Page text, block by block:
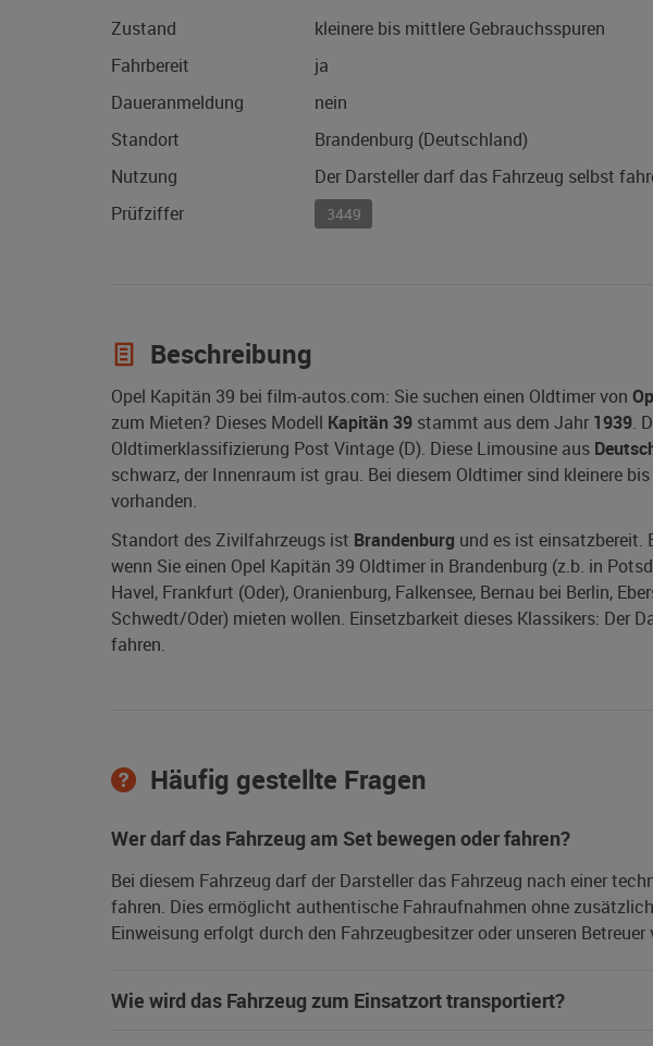
Zustand
kleinere bis mittlere Gebrauchsspuren
Fahrbereit
ja
Daueranmeldung
nein
Standort
Brandenburg (Deutschland)
Nutzung
Der Darsteller darf das Fahrzeug selbst
Prüfziffer
3449
Beschreibung
Opel Kapitän 39 bei film-autos.com: Sie suchen einen Oldtimer von
zum Mieten? Dieses Modell Kapitän 39 stammt aus dem Jahr 1939.
Oldtimerklassifizierung Post Vintage (D). Diese Limousine aus
schwarz, der Innenraum ist grau. Bei diesem Oldtimer sind kleinere
vorhanden.
Standort des Zivilfahrzeugs ist Brandenburg und es ist einsatzbereit.
wenn Sie einen Opel Kapitän 39 Oldtimer in Brandenburg (z.b. in
Havel, Frankfurt (Oder), Oranienburg, Falkensee, Bernau bei Berlin,
Schwedt/Oder) mieten wollen. Einsetzbarkeit dieses Klassikers: Der
fahren.
Häufig gestellte Fragen
Wer darf das Fahrzeug am Set bewegen oder fahren?
Bei diesem Fahrzeug darf der Darsteller das Fahrzeug nach einer
fahren. Dies ermöglicht authentische Fahraufnahmen ohne
Einweisung erfolgt durch den Fahrzeugbesitzer oder unseren Betreuer
Wie wird das Fahrzeug zum Einsatzort transportiert?